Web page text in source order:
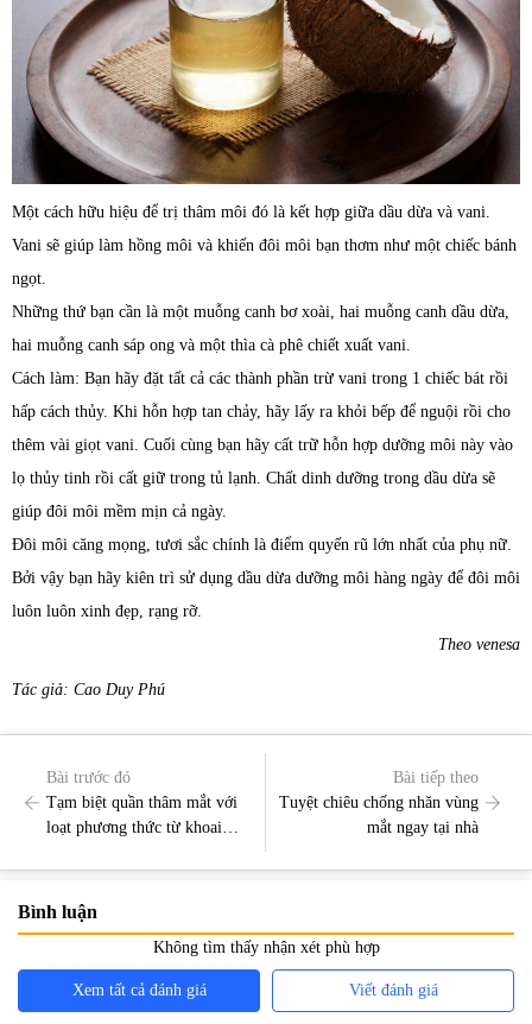
Một cách hữu hiệu để trị thâm môi đó là kết hợp giữa dầu dừa và vani.
Vani sẽ giúp làm hồng môi và khiến đôi môi bạn thơm như một chiếc bánh
ngọt.
Những thứ bạn cần là một muỗng canh bơ xoài, hai muỗng canh dầu dừa,
hai muỗng canh sáp ong và một thìa cà phê chiết xuất vani.
Cách làm: Bạn hãy đặt tất cả các thành phần trừ vani trong 1 chiếc bát rồi
hấp cách thủy. Khi hỗn hợp tan chảy, hãy lấy ra khỏi bếp để nguội rồi cho
thêm vài giọt vani. Cuối cùng bạn hãy cất trữ hỗn hợp dưỡng môi này vào
lọ thủy tinh rồi cất giữ trong tủ lạnh. Chất dinh dưỡng trong dầu dừa sẽ
giúp đôi môi mềm mịn cả ngày.
Đôi môi căng mọng, tươi sắc chính là điểm quyến rũ lớn nhất của phụ nữ.
Bởi vậy bạn hãy kiên trì sử dụng dầu dừa dưỡng môi hàng ngày để đôi môi
luôn luôn xinh đẹp, rạng rỡ.
Theo venesa
Tác giả: Cao Duy Phú
Bài trước đó
Tạm biệt quần thâm mắt với
loạt phương thức từ khoai
Bài tiếp theo
Tuyệt chiêu chống nhăn vùng
mắt ngay tại nhà
Bình luận
Không tìm thấy nhận xét phù hợp
Xem tất cả đánh giá Viết đánh giá